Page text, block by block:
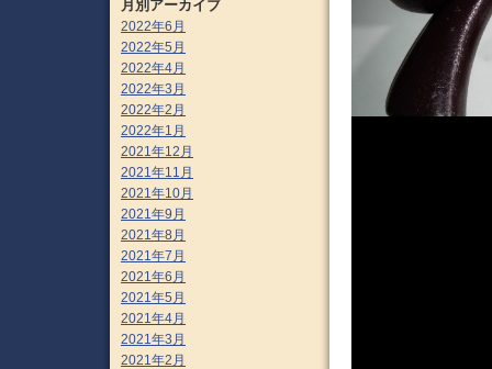
月別アーカイブ
2022年6月
2022年5月
2022年4月
2022年3月
2022年2月
2022年1月
2021年12月
2021年11月
2021年10月
2021年9月
2021年8月
2021年7月
2021年6月
2021年5月
2021年4月
2021年3月
2021年2月